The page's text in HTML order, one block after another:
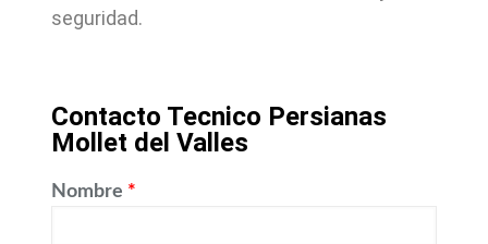
seguridad.
Contacto Tecnico Persianas
Mollet del Valles
Nombre *